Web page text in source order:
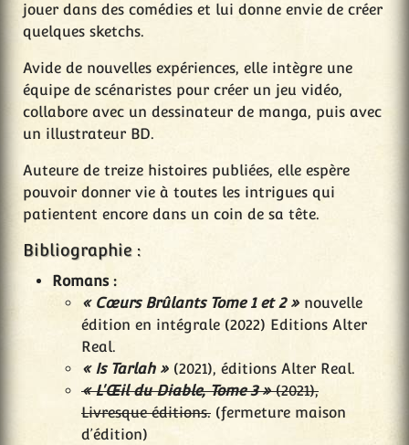
jouer dans des comédies et lui donne envie de créer
quelques sketchs.
Avide de nouvelles expériences, elle intègre une
équipe de scénaristes pour créer un jeu vidéo,
collabore avec un dessinateur de manga, puis avec
un illustrateur BD.
Auteure de treize histoires publiées, elle espère
pouvoir donner vie à toutes les intrigues qui
patientent encore dans un coin de sa tête.
Bibliographie :
Romans :
« Cœurs Brûlants Tome 1 et 2 » nouvelle
édition en intégrale (2022) Editions Alter
Real.
« Is Tarlah » (2021), éditions Alter Real.
« L'Œil du Diable, Tome 3 »(2021),
Livresque éditions. (fermeture maison
d’édition)